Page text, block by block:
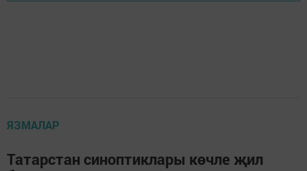
ЯЗМАЛАР
Татарстан синоптиклары көчле җил